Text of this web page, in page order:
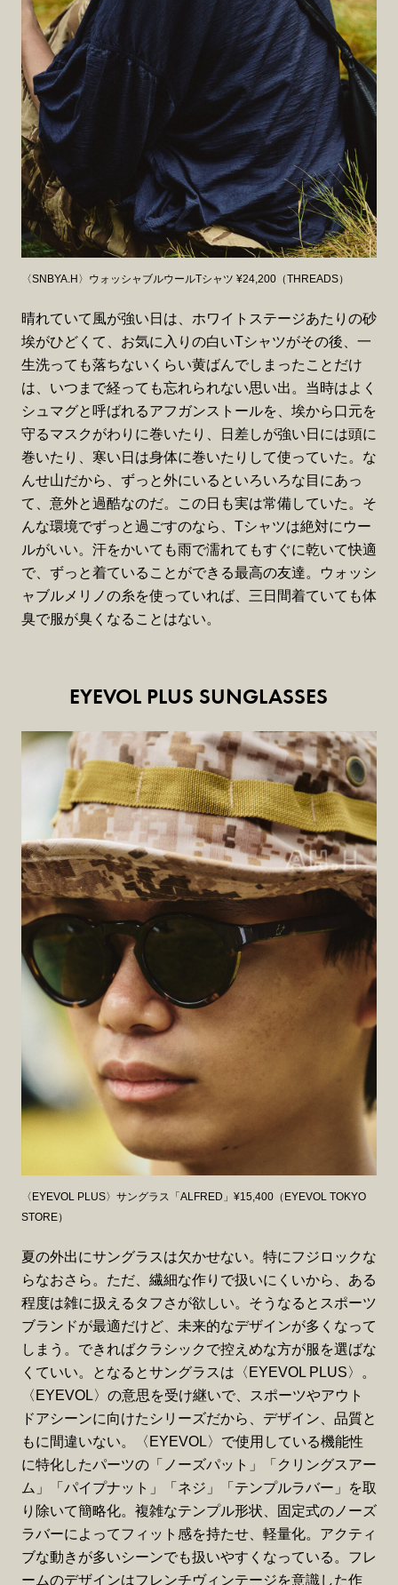
〈SNBYA.H〉ウォッシャブルウールTシャツ ¥24,200（THREADS）
晴れていて風が強い日は、ホワイトステージあたりの砂
埃がひどくて、お気に入りの白いTシャツがその後、一
生洗っても落ちないくらい黄ばんでしまったことだけ
は、いつまで経っても忘れられない思い出。当時はよく
シュマグと呼ばれるアフガンストールを、埃から口元を
守るマスクがわりに巻いたり、日差しが強い日には頭に
巻いたり、寒い日は身体に巻いたりして使っていた。な
んせ山だから、ずっと外にいるといろいろな目にあっ
て、意外と過酷なのだ。この日も実は常備していた。そ
んな環境でずっと過ごすのなら、Tシャツは絶対にウー
ルがいい。汗をかいても雨で濡れてもすぐに乾いて快適
で、ずっと着ていることができる最高の友達。ウォッシ
ャブルメリノの糸を使っていれば、三日間着ていても体
臭で服が臭くなることはない。
EYEVOL PLUS SUNGLASSES
〈EYEVOL PLUS〉サングラス「ALFRED」¥15,400（EYEVOL TOKYO
STORE）
夏の外出にサングラスは欠かせない。特にフジロックな
らなおさら。ただ、繊細な作りで扱いにくいから、ある
程度は雑に扱えるタフさが欲しい。そうなるとスポーツ
ブランドが最適だけど、未来的なデザインが多くなって
しまう。できればクラシックで控えめな方が服を選ばな
くていい。となるとサングラスは〈EYEVOL PLUS〉。
〈EYEVOL〉の意思を受け継いで、スポーツやアウト
ドアシーンに向けたシリーズだから、デザイン、品質と
もに間違いない。〈EYEVOL〉で使用している機能性
に特化したパーツの「ノーズパット」「クリングスアー
ム」「パイプナット」「ネジ」「テンプルラバー」を取
り除いて簡略化。複雑なテンプル形状、固定式のノーズ
ラバーによってフィット感を持たせ、軽量化。アクティ
ブな動きが多いシーンでも扱いやすくなっている。フレ
ームのデザインはフレンチヴィンテージを意識した作